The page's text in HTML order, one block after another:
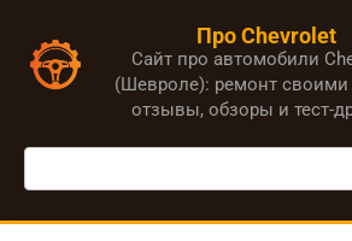
контенту
Про Chevrolet
Сайт про автомобили
(Шевроле): ремонт своими
отзывы, обзоры и тест-
Поиск: